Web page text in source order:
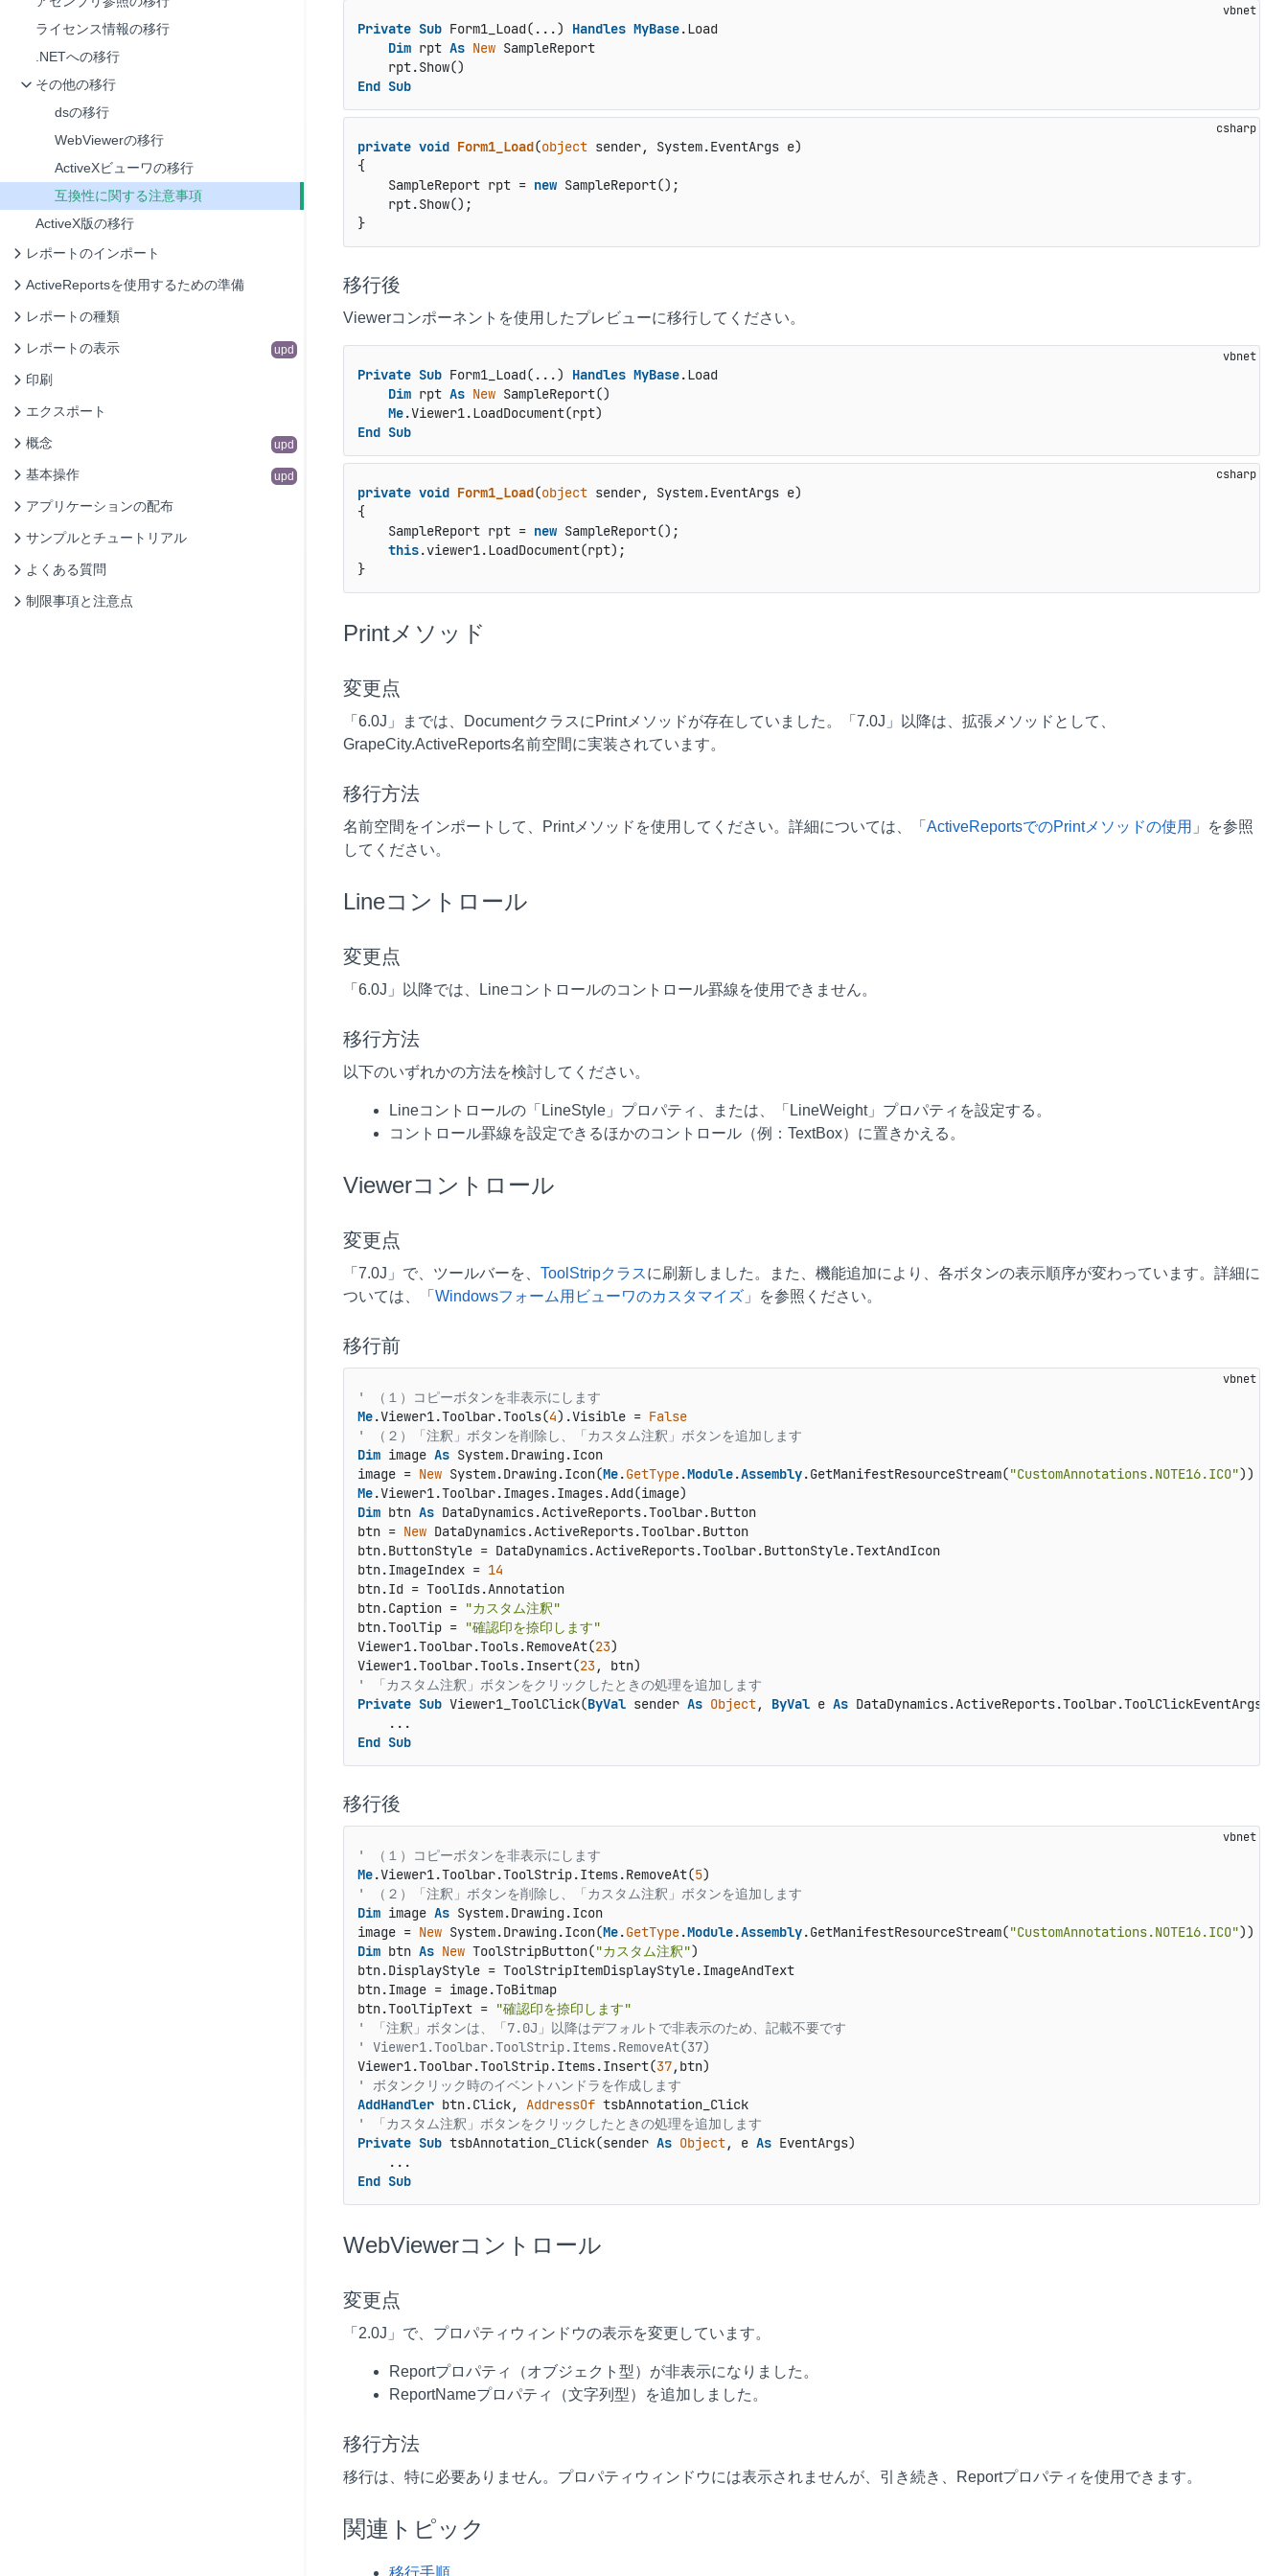
ライセンス情報の移行
.NETへの移行
その他の移行
dsの移行
WebViewerの移行
ActiveXビューワの移行
互換性に関する注意事項
ActiveX版の移行
レポートのインポート
ActiveReportsを使用するための準備
レポートの種類
レポートの表示 upd
印刷
エクスポート
概念 upd
基本操作 upd
アプリケーションの配布
サンプルとチュートリアル
よくある質問
制限事項と注意点
Private Sub Form1_Load(...) Handles MyBase.Load
Dim rpt As New SampleReport
End Sub
private void Form1_Load(object sender, System.EventArgs e)
{
    SampleReport rpt =
new SampleReport();
    rpt.Show();
}
移行後
Viewerコンポーネントを使用したプレビューに移行してください。
Private Sub Form1_Load(...) Handles MyBase.Load
Dim rpt As New SampleReport()
Me
End Sub
private void Form1_Load(object sender, System.EventArgs e)
{
    SampleReport rpt =
new SampleReport();
this.viewer1.LoadDocument(rpt);
}
Printメソッド
変更点
「6.0J」までは、DocumentクラスにPrintメソッドが存在していました。「7.0J」以降は、拡張メソッドとして、
GrapeCity.ActiveReports名前空間に実装されています。
移行方法
名前空間をインポートして、Printメソッドを使用してください。詳細については、「 ActiveReportsでのPrintメソッドの使用 」を参照
してください。
Lineコントロール
変更点
「6.0J」以降では、Lineコントロールのコントロール罫線を使用できません。
移行方法
以下のいずれかの方法を検討してください。
Lineコントロールの「LineStyle」プロパティ、または、「LineWeight」プロパティを設定する。
コントロール罫線を設定できるほかのコントロール（例：TextBox）に置きかえる。
Viewerコントロール
変更点
「7.0J」で、ツールバーを、 ToolStripクラスに刷新しました。また、機能追加により、各ボタンの表示順序が変わっています。詳細に
ついては、「 Windowsフォーム用ビューワのカスタマイズ 」を参照ください。
移行前
' （１）コピーボタンを非表示にします
Me.Viewer1.Toolbar.Tools(4).Visible = False
' （２）「注釈」ボタンを削除し、「カスタム注釈」ボタンを追加します
Dim image As System.Drawing.Icon
image = New System.Drawing.Icon(Me.GetType.Module.Assembly.GetManifestResourceStream("CustomAnnotations.NOTE16.ICO"
Me
Dim btn As DataDynamics.ActiveReports.Toolbar.Button
btn = New DataDynamics.ActiveReports.Toolbar.Button
btn.ButtonStyle = DataDynamics.ActiveReports.Toolbar.ButtonStyle.TextAndIcon
btn.ImageIndex = 14
btn.Id = ToolIds.Annotation
btn.Caption = "カスタム注釈"
btn.ToolTip = "確認印を捺印します"
Viewer1.Toolbar.Tools.RemoveAt(23)
Viewer1.Toolbar.Tools.Insert(23
' 「カスタム注釈」ボタンをクリックしたときの処理を追加します
Private Sub Viewer1_ToolClick(ByVal sender As Object, ByVal e As DataDynamics.ActiveReports.Toolbar.ToolClickEventArgs)
End Sub
移行後
' （１）コピーボタンを非表示にします
Me.Viewer1.Toolbar.ToolStrip.Items.RemoveAt(5
' （２）「注釈」ボタンを削除し、「カスタム注釈」ボタンを追加します
Dim image As System.Drawing.Icon
image = New System.Drawing.Icon(Me.GetType.Module.Assembly.GetManifestResourceStream("CustomAnnotations.NOTE16.ICO"
Dim btn As New ToolStripButton("カスタム注釈")
btn.DisplayStyle = ToolStripItemDisplayStyle.ImageAndText
btn.Image = image.ToBitmap
btn.ToolTipText = "確認印を捺印します"
' 「注釈」ボタンは、「7.0J」以降はデフォルトで非表示のため、記載不要です
' Viewer1.Toolbar.ToolStrip.Items.RemoveAt(37)
Viewer1.Toolbar.ToolStrip.Items.Insert(37
' ボタンクリック時のイベントハンドラを作成します
AddHandler btn.Click, AddressOf
tsbAnnotation_Click
' 「カスタム注釈」ボタンをクリックしたときの処理を追加します
Private Sub tsbAnnotation_Click(sender As Object, e As EventArgs)
End Sub
WebViewerコントロール
変更点
「2.0J」で、プロパティウィンドウの表示を変更しています。
Reportプロパティ（オブジェクト型）が非表示になりました。
ReportNameプロパティ（文字列型）を追加しました。
移行方法
移行は、特に必要ありません。プロパティウィンドウには表示されませんが、引き続き、Reportプロパティを使用できます。
関連トピック
移行手順